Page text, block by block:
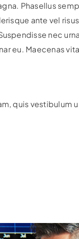
Phasellus
ante vel
nec
eu. Maecenas
quis vestibulum